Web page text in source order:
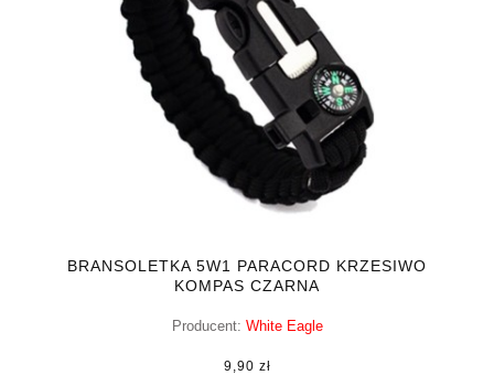
BRANSOLETKA 5W1 PARACORD KRZESIWO
KOMPAS CZARNA
Producent: White Eagle
9,90 zł